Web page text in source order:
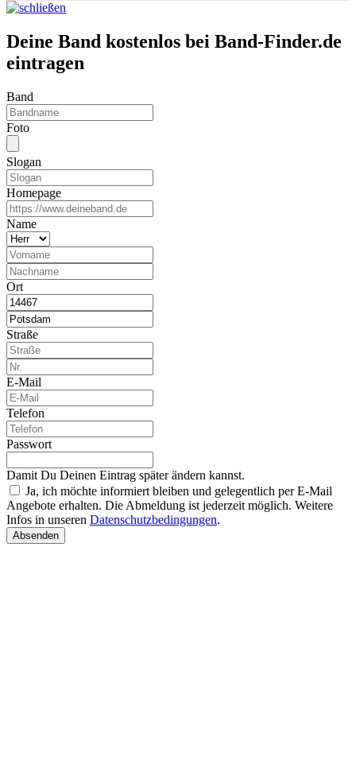
Deine Band kostenlos bei Band-Finder.de
eintragen
Band
Foto
Slogan
Homepage
Name
Ort
Straße
E-Mail
Telefon
Passwort
Damit Du Deinen Eintrag später ändern kannst.
Ja, ich möchte informiert bleiben und gelegentlich per E-Mail
Angebote erhalten. Die Abmeldung ist jederzeit möglich. Weitere
Infos in unseren Datenschutzbedingungen.
Absenden